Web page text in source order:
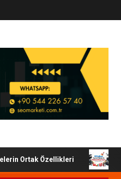
Ortak Özellikleri